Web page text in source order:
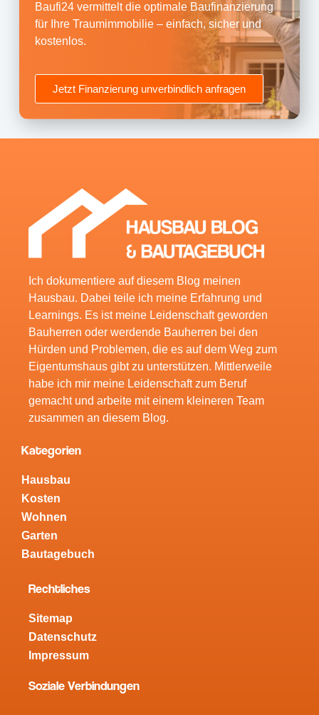
Baufi24 vermittelt die optimale Baufinanzierung
für Ihre Traumimmobilie – einfach, sicher und
kostenlos.
Jetzt Finanzierung unverbindlich anfragen
Ich dokumentiere auf diesem Blog meinen
Hausbau. Dabei teile ich meine Erfahrung und
Learnings. Es ist meine Leidenschaft geworden
Bauherren oder werdende Bauherren bei den
Hürden und Problemen, die es auf dem Weg zum
Eigentumshaus gibt zu unterstützen. Mittlerweile
habe ich mir meine Leidenschaft zum Beruf
gemacht und arbeite mit einem kleineren Team
zusammen an diesem Blog.
Kategorien
Hausbau
Kosten
Wohnen
Garten
Bautagebuch
Rechtliches
Sitemap
Datenschutz
Impressum
Soziale Verbindungen